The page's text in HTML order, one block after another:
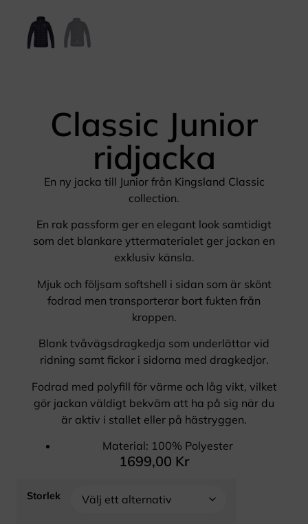
Classic Junior
ridjacka
En ny jacka till Junior från Kingsland Classic
collection.
En rak passform ger en elegant look samtidigt
som det blankare yttermaterialet ger jackan en
exklusiv känsla.
Mjuk och följsam softshell i sidan som är skönt
fodrad men transporterar bort fukten från
kroppen.
Blank tvåvägsdragkedja som underlättar vid
ridning samt fickor i sidorna med dragkedjor.
Fodrad med polyfill för värme och låg vikt, vilket
gör jackan väldigt bekväm att ha på sig när du
är aktiv i stallet eller på hästryggen.
Material: 100% Polyester
1699,00 Kr
Storlek